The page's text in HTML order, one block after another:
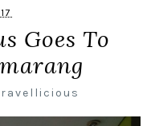
Goes To